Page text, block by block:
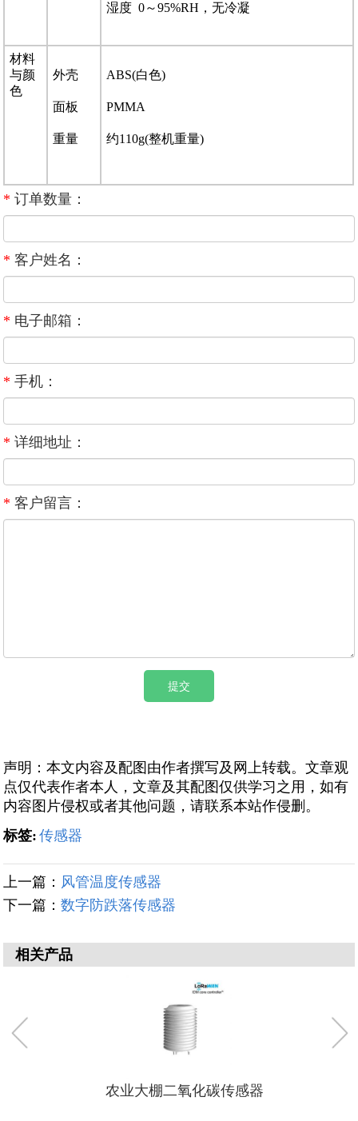
湿度 0～95%RH，无冷凝
材料
与颜
色
外壳
面板
重量
ABS(白色)
PMMA
约110g(整机重量)
* 订单数量：
* 客户姓名：
* 电子邮箱：
* 手机：
* 详细地址：
* 客户留言：
声明：本文内容及配图由作者撰写及网上转载。文章观
点仅代表作者本人，文章及其配图仅供学习之用，如有
内容图片侵权或者其他问题，请联系本站作侵删。
标签: 传感器
上一篇： 风管温度传感器
下一篇：数字防跌落传感器
相关产品
农业大棚二氧化碳传感器